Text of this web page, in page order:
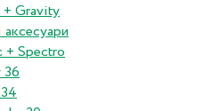
+ Gravity
аксесуари
+ Spectro
36